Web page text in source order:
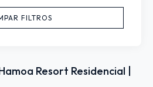
FILTROS
Resort Residencial |